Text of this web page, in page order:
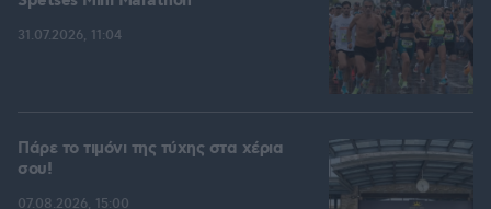
31.07.2026, 11:04
Πάρε το τιμόνι της τύχης στα χέρια
σου!
07.08.2026, 15:00